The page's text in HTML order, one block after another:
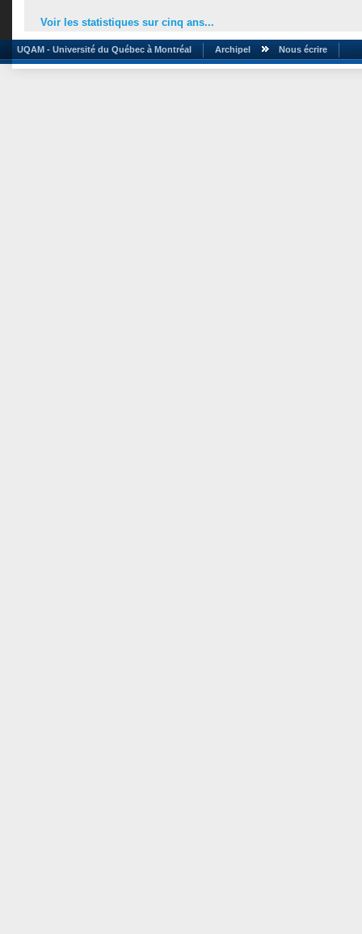
Voir les statistiques sur cinq ans...
UQAM - Université du Québec à Montréal Archipel Nous écrire